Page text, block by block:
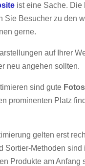
ist eine Sache. Die
Sie Besucher zu den
gerne.
auf Ihrer
neu angehen sollten.
sind gute Fotos
prominenten Platz
gelten erst
Sortier-Methoden
Produkte am